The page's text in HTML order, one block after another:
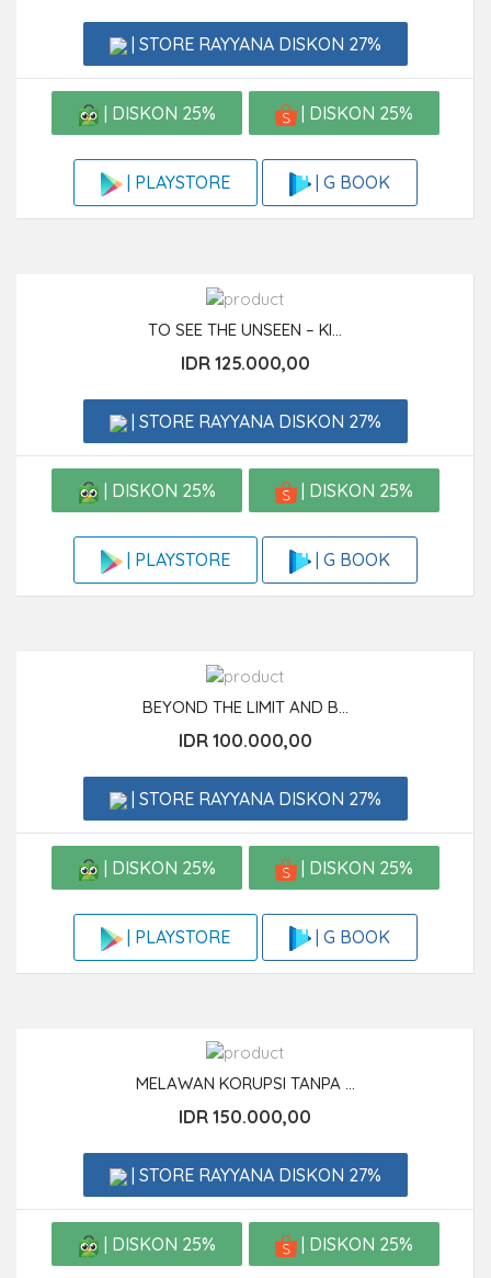
| STORE RAYYANA DISKON 27%
| DISKON 25% | DISKON 25%
| PLAYSTORE | G BOOK
TO SEE THE UNSEEN – KI...
IDR 125.000,00
| STORE RAYYANA DISKON 27%
| DISKON 25% | DISKON 25%
| PLAYSTORE | G BOOK
BEYOND THE LIMIT AND B...
IDR 100.000,00
| STORE RAYYANA DISKON 27%
| DISKON 25% | DISKON 25%
| PLAYSTORE | G BOOK
MELAWAN KORUPSI TANPA ...
IDR 150.000,00
| STORE RAYYANA DISKON 27%
| DISKON 25% | DISKON 25%